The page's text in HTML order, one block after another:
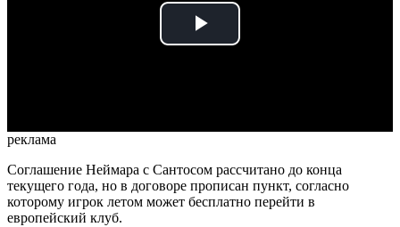
Play
реклама
Соглашение Неймара с Сантосом рассчитано до конца
текущего года, но в договоре прописан пункт, согласно
которому игрок летом может бесплатно перейти в
европейский клуб.